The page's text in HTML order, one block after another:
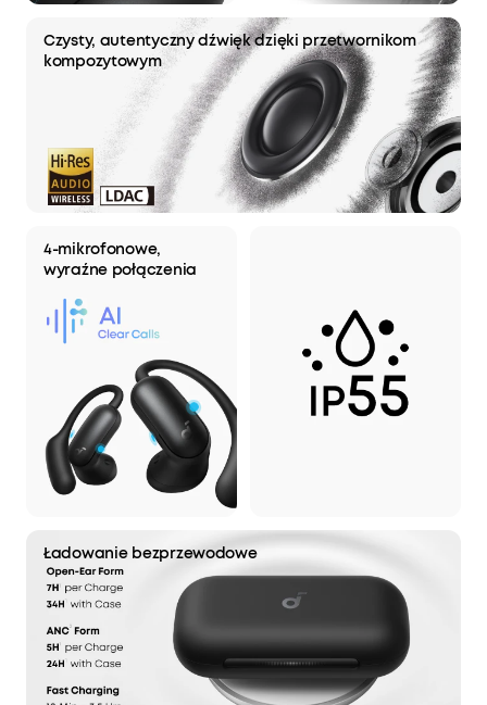
Czysty, autentyczny dźwięk dzięki przetwornikom
kompozytowym
4-mikrofonowe,
wyraźne połączenia
Ładowanie bezprzewodowe